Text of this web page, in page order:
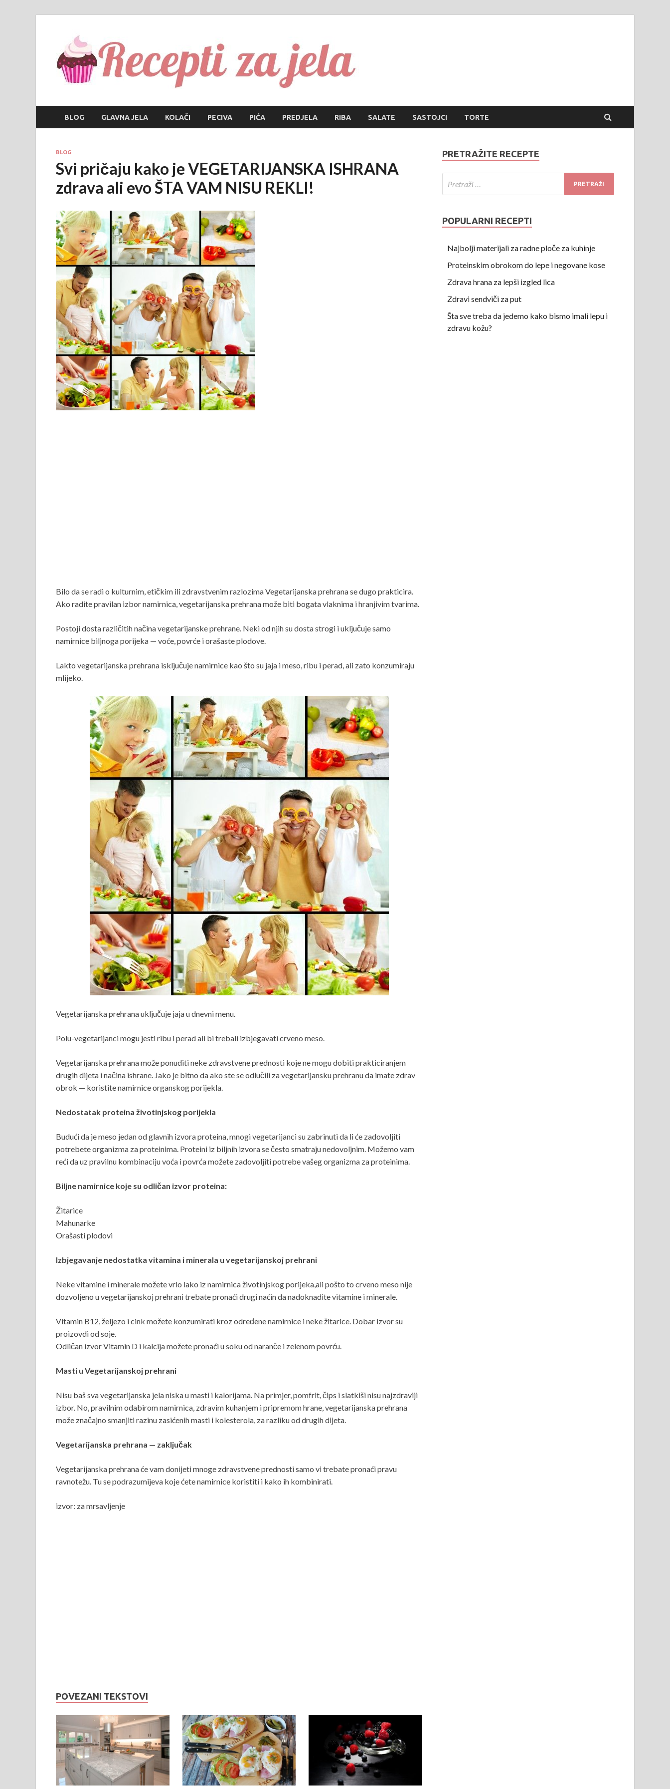
BLOG GLAVNA JELA KOLAČI PECIVA PIĆA PREDJELA RIBA SALATE SASTOJCI TORTE
BLOG
Svi pričaju kako je VEGETARIJANSKA ISHRANA
zdrava ali evo ŠTA VAM NISU REKLI!
Bilo da se radi o kulturnim, etičkim ili zdravstvenim razlozima Vegetarijanska prehrana se dugo prakticira.
Ako radite pravilan izbor namirnica, vegetarijanska prehrana može biti bogata vlaknima i hranjivim tvarima.
Postoji dosta različitih načina vegetarijanske prehrane. Neki od njih su dosta strogi i uključuje samo
namirnice biljnoga porijeka — voće, povrće i orašaste plodove.
Lakto vegetarijanska prehrana isključuje namirnice kao što su jaja i meso, ribu i perad, ali zato konzumiraju
mlijeko.
Vegetarijanska prehrana uključuje jaja u dnevni menu.
Polu-vegetarijanci mogu jesti ribu i perad ali bi trebali izbjegavati crveno meso.
Vegetarijanska prehrana može ponuditi neke zdravstvene prednosti koje ne mogu dobiti prakticiranjem
drugih dijeta i načina ishrane. Jako je bitno da ako ste se odlučili za vegetarijansku prehranu da imate zdrav
obrok — koristite namirnice organskog porijekla.
Nedostatak proteina životinjskog porijekla
Budući da je meso jedan od glavnih izvora proteina, mnogi vegetarijanci su zabrinuti da li će zadovoljiti
potrebete organizma za proteinima. Proteini iz biljnih izvora se često smatraju nedovoljnim. Možemo vam
reći da uz pravilnu kombinaciju voća i povrća možete zadovoljiti potrebe vašeg organizma za proteinima.
Biljne namirnice koje su odličan izvor proteina:
Žitarice
Mahunarke
Orašasti plodovi
Izbjegavanje nedostatka vitamina i minerala u vegetarijanskoj prehrani
Neke vitamine i minerale možete vrlo lako iz namirnica životinjskog porijeka,ali pošto to crveno meso nije
dozvoljeno u vegetarijanskoj prehrani trebate pronaći drugi naćin da nadoknadite vitamine i minerale.
Vitamin B12, željezo i cink možete konzumirati kroz određene namirnice i neke žitarice. Dobar izvor su
proizovdi od soje.
Odličan izvor Vitamin D i kalcija možete pronaći u soku od naranče i zelenom povrću.
Masti u Vegetarijanskoj prehrani
Nisu baš sva vegetarijanska jela niska u masti i kalorijama. Na primjer, pomfrit, čips i slatkiši nisu najzdraviji
izbor. No, pravilnim odabirom namirnica, zdravim kuhanjem i pripremom hrane, vegetarijanska prehrana
može značajno smanjiti razinu zasićenih masti i kolesterola, za razliku od drugih dijeta.
Vegetarijanska prehrana — zaključak
Vegetarijanska prehrana će vam donijeti mnoge zdravstvene prednosti samo vi trebate pronaći pravu
ravnotežu. Tu se podrazumijeva koje ćete namirnice koristiti i kako ih kombinirati.
izvor: za mrsavljenje
POVEZANI TEKSTOVI
PRETRAŽITE RECEPTE
POPULARNI RECEPTI
Najbolji materijali za radne ploče za kuhinje
Proteinskim obrokom do lepe i negovane kose
Zdrava hrana za lepši izgled lica
Zdravi sendviči za put
Šta sve treba da jedemo kako bismo imali lepu i
zdravu kožu?